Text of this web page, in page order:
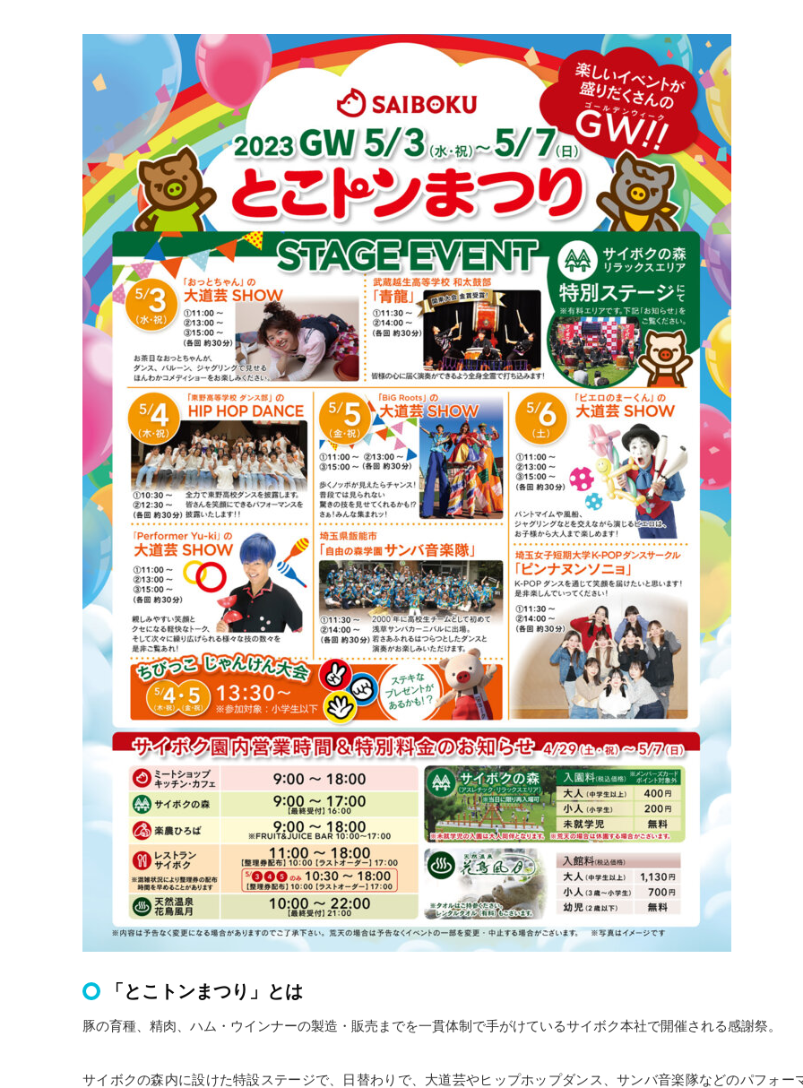
「とこトンまつり」とは
豚の育種、精肉、ハム・ウインナーの製造・販売までを一貫体制で手がけているサイボク本社で開催される感謝祭。
サイボクの森内に設けた特設ステージで、日替わりで、大道芸やヒップホップダンス、サンバ音楽隊などのパフォー